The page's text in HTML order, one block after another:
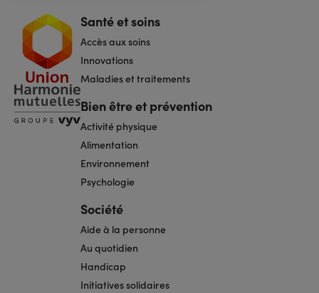
Navigation
de
page
Santé et soins
Accès aux soins
Innovations
Maladies et traitements
Bien être et prévention
Activité physique
Alimentation
Environnement
Psychologie
Société
Aide à la personne
Au quotidien
Handicap
Initiatives solidaires